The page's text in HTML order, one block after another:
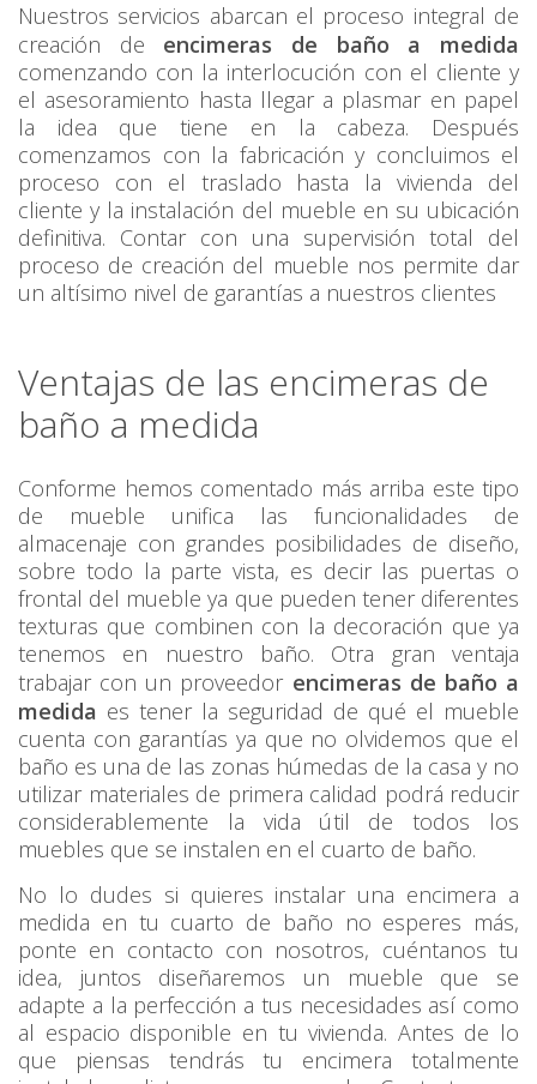
Nuestros servicios abarcan el proceso integral de
creación de encimeras de baño a medida
comenzando con la interlocución con el cliente y
el asesoramiento hasta llegar a plasmar en papel
la idea que tiene en la cabeza. Después
comenzamos con la fabricación y concluimos el
proceso con el traslado hasta la vivienda del
cliente y la instalación del mueble en su ubicación
definitiva. Contar con una supervisión total del
proceso de creación del mueble nos permite dar
un altísimo nivel de garantías a nuestros clientes
Ventajas de las encimeras de
baño a medida
Conforme hemos comentado más arriba este tipo
de mueble unifica las funcionalidades de
almacenaje con grandes posibilidades de diseño,
sobre todo la parte vista, es decir las puertas o
frontal del mueble ya que pueden tener diferentes
texturas que combinen con la decoración que ya
tenemos en nuestro baño. Otra gran ventaja
trabajar con un proveedor encimeras de baño a
medida es tener la seguridad de qué el mueble
cuenta con garantías ya que no olvidemos que el
baño es una de las zonas húmedas de la casa y no
utilizar materiales de primera calidad podrá reducir
considerablemente la vida útil de todos los
muebles que se instalen en el cuarto de baño.
No lo dudes si quieres instalar una encimera a
medida en tu cuarto de baño no esperes más,
ponte en contacto con nosotros, cuéntanos tu
idea, juntos diseñaremos un mueble que se
adapte a la perfección a tus necesidades así como
al espacio disponible en tu vivienda. Antes de lo
que piensas tendrás tu encimera totalmente